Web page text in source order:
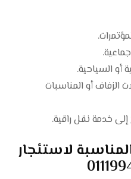
أو السياحية.
الزفاف أو المناسبات
خدمة نقل راقية.
لاستئجار